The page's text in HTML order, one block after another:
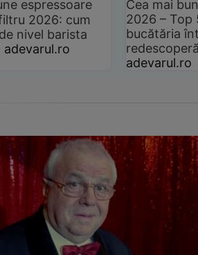
espressoare
2026: cum
nivel barista
adevarul.ro
Cea mai
2026 –
bucătăria
adevarul.ro